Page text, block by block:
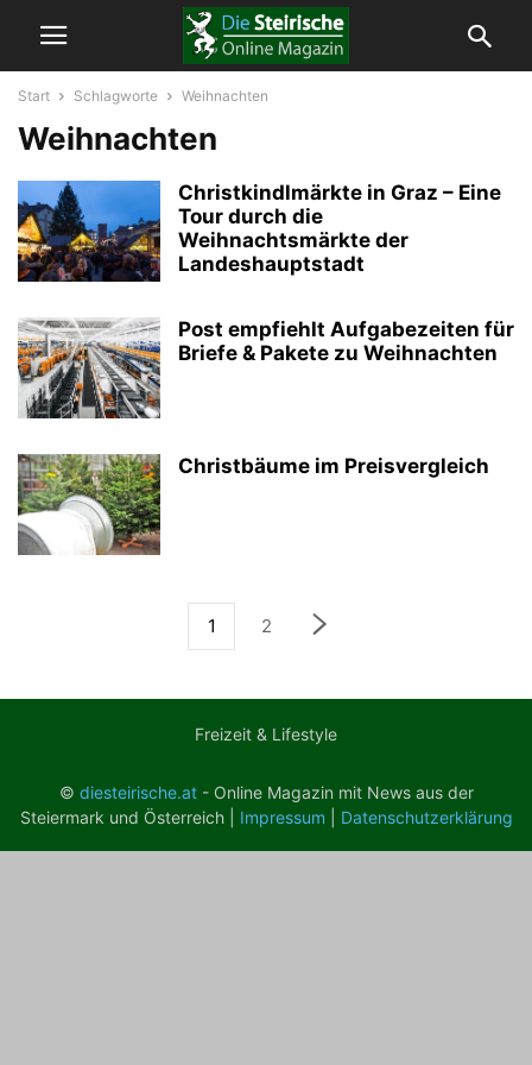
Start Schlagworte Weihnachten
Weihnachten
Christkindlmärkte in Graz – Eine
Tour durch die
Weihnachtsmärkte der
Landeshauptstadt
Post empfiehlt Aufgabezeiten für
Briefe & Pakete zu Weihnachten
Christbäume im Preisvergleich
1 2
Freizeit & Lifestyle
© diesteirische.at- Online Magazin mit News aus der
Steiermark und Österreich | Impressum Datenschutzerklärung